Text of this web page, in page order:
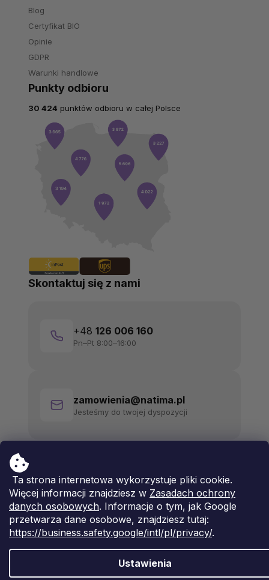
Ta strona internetowa wykorzystuje pliki cookie.
Więcej informacji znajdziesz w Zasadach ochrony
danych osobowych. Informacje o tym, jak Google
przetwarza dane osobowe, znajdziesz tutaj:
https://business.safety.google/intl/pl/privacy/.
Ustawienia
Blog
Certyfikat BIO
Opinie
GDPR
Warunki handlowe
Skontaktuj się z nami
+48 126 006 160
Pn–Pt 8:00–16:00
zamowienia@natima.pl
Jesteśmy do twojej dyspozycji
Punkty odbioru
30 424 punktów odbioru w całej Polsce
Opracował Shoptet Premium